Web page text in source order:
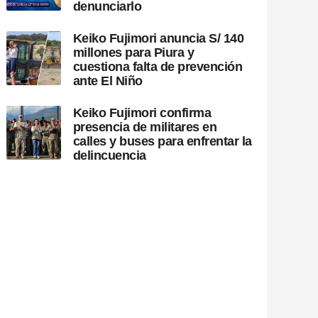
denunciarlo
Keiko Fujimori anuncia S/ 140
millones para Piura y
cuestiona falta de prevención
ante El Niño
Keiko Fujimori confirma
presencia de militares en
calles y buses para enfrentar la
delincuencia